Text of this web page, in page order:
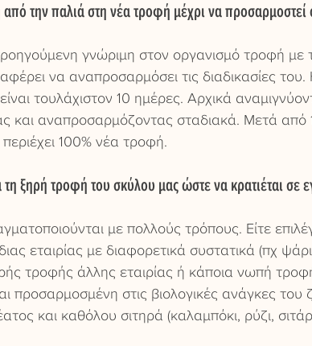
την παλιά στη νέα τροφή μέχρι να προσαρμοστεί
γνώριμη στον οργανισμό τροφή με
να αναπροσαρμόσει τις διαδικασίες του.
τουλάχιστον 10 ημέρες. Αρχικά
και αναπροσαρμόζοντας σταδιακά. Μετά από
100% νέα τροφή.
ξηρή τροφή του σκύλου μας ώστε να κρατιέται σε
με πολλούς τρόπους. Είτε
εταιρίας με διαφορετικά συστατικά (πχ
τροφής άλλης εταιρίας ή κάποια νωπή
προσαρμοσμένη στις βιολογικές ανάγκες του
και καθόλου σιτηρά (καλαμπόκι, ρύζι,